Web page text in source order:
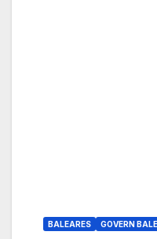
BALEARES GOVERN